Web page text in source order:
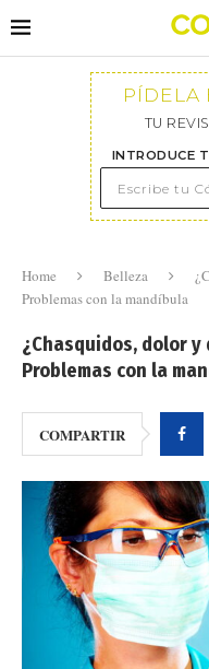
PÍDELA
TU
INTRODUCE
Home Belleza
Problemas con la mandíbula
¿Chasquidos, dolor
Problemas con la
COMPARTIR